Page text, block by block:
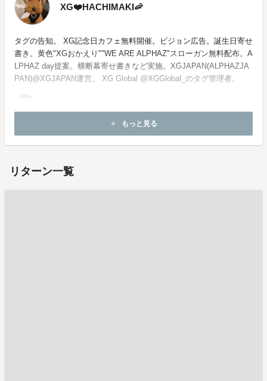
XG❤️HACHIMAKI🦐
タグの告知。 XG記念日カフェ無料開催。ビジョン広告。誕生日寄せ
書き。黄色"XGおかえり""WE ARE ALPHAZ"スローガン無料配布。A
LPHAZ day提案。横断幕寄せ書きなど実施。XGJAPAN(ALPHAZJA
PAN)@XGJAPAN運営。 XG Global @XGGlobal_のタグ管理者。
add もっと見る
リターン一覧